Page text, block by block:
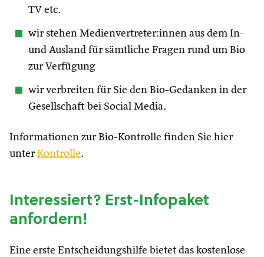
TV etc.
wir stehen Medienvertreter:innen aus dem In-
und Ausland für sämtliche Fragen rund um Bio
zur Verfügung
wir verbreiten für Sie den Bio-Gedanken in der
Gesellschaft bei Social Media.
Informationen zur Bio-Kontrolle finden Sie hier
unterKontrolle.
Interessiert? Erst-Infopaket
anfordern!
Eine erste Entscheidungshilfe bietet das kostenlose